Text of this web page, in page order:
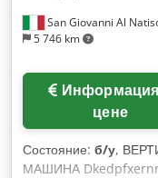
San Giovanni Al
5 746 km
цене
Состояние: б/у,
МАШИНА